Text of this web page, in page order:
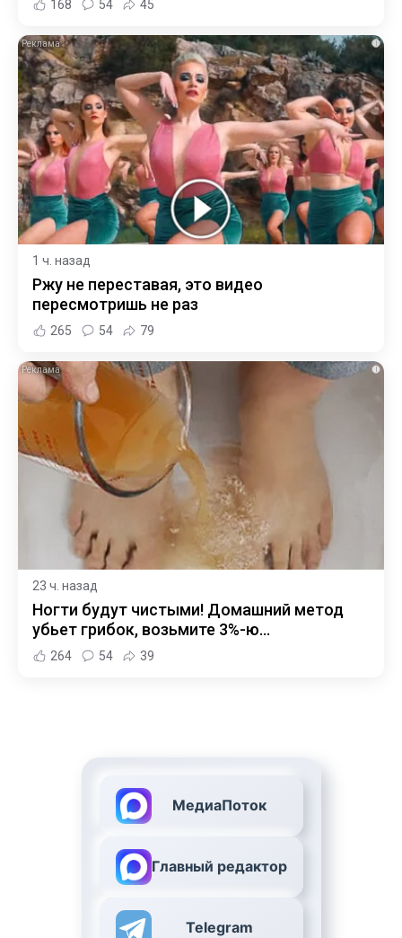
168 54 45
i
1 ч. назад
Ржу не переставая, это видео
пересмотришь не раз
265 54 79
i
23 ч. назад
Ногти будут чистыми! Домашний метод
убьет грибок, возьмите 3%-ю…
264 54 39
МедиаПоток
Главный редактор
Telegram